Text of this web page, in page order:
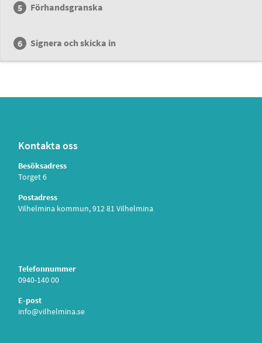
Förhandsgranska
Signera och skicka in
Kontakta oss
Besöksadress
Torget 6
Postadress
Vilhelmina kommun, 912 81 Vilhelmina
Telefonnummer
0940-140 00
E-post
info@vilhelmina.se